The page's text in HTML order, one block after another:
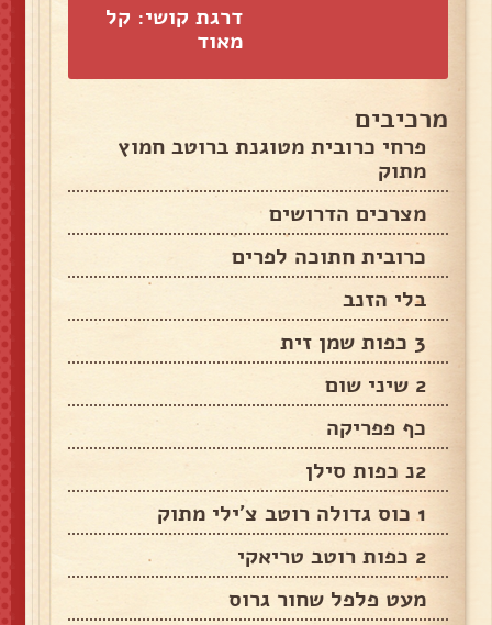
דרגת קושי: קל
מאוד
מרכיבים
פרחי כרובית מטוגנת ברוטב חמוץ
מתוק
מצרכים הדרושים
כרובית חתוכה לפרים
בלי הזנב
3 כפות שמן זית
2 שיני שום
כף פפריקה
2נ כפות סילן
1 כוס גדולה רוטב צ'ילי מתוק
2 כפות רוטב טריאקי
מעט פלפל שחור גרוס